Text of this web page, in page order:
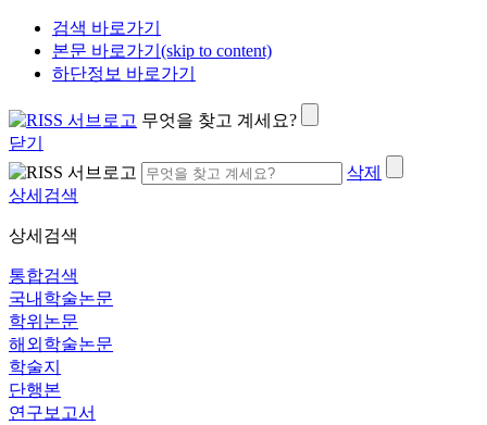
검색 바로가기
본문 바로가기(skip to content)
하단정보 바로가기
무엇을 찾고 계세요?
닫기
삭제
상세검색
상세검색
통합검색
국내학술논문
학위논문
해외학술논문
학술지
단행본
연구보고서